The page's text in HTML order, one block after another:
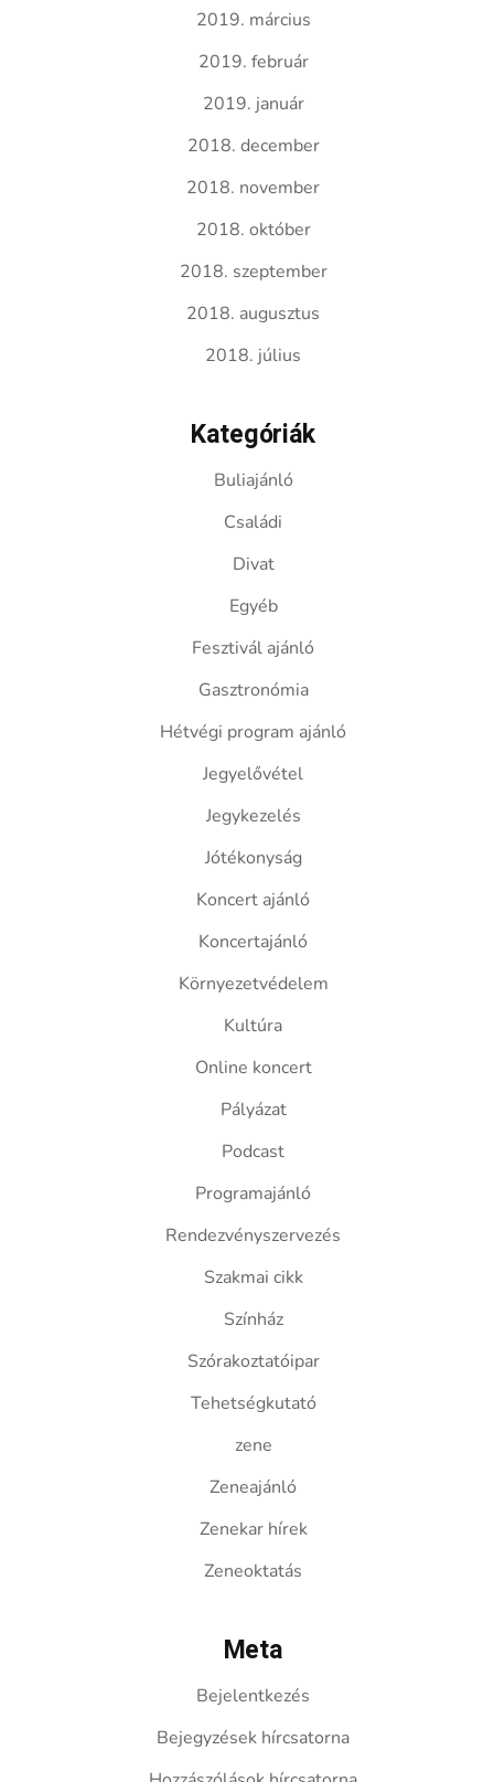
2019. március
2019. február
2019. január
2018. december
2018. november
2018. október
2018. szeptember
2018. augusztus
2018. július
Kategóriák
Buliajánló
Családi
Divat
Egyéb
Fesztivál ajánló
Gasztronómia
Hétvégi program ajánló
Jegyelővétel
Jegykezelés
Jótékonyság
Koncert ajánló
Koncertajánló
Környezetvédelem
Kultúra
Online koncert
Pályázat
Podcast
Programajánló
Rendezvényszervezés
Szakmai cikk
Színház
Szórakoztatóipar
Tehetségkutató
zene
Zeneajánló
Zenekar hírek
Zeneoktatás
Meta
Bejelentkezés
Bejegyzések hírcsatorna